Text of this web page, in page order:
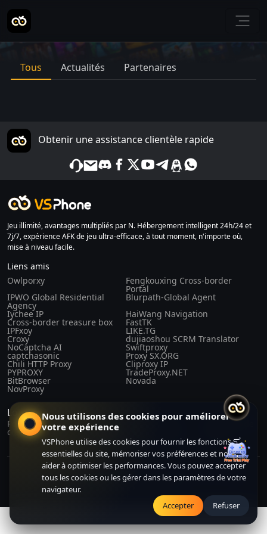
Tous Actualités Partenaires
Nous utilisons des cookies pour améliorer
votre expérience
VSPhone utilise des cookies pour fournir les fonctions
essentielles du site, mémoriser vos préférences et nous
aider à optimiser les performances. Vous pouvez accepter
tous les cookies ou les gérer dans les paramètres de votre
navigateur.
Accepter
Refuser
Obtenir une assistance clientèle rapide
Jeu illimité, avantages multipliés par N. Hébergement intelligent 24h/24 et
7j/7, expérience AFK de jeu ultra-efficace, à tout moment, n'importe où,
mise à niveau facile.
Liens amis
Owlporxy
Fengkouxing Cross-border
Portal
IPWO Global Residential
Agency
Blurpath-Global Agent
Iychee IP
HaiWang Navigation
Cross-border treasure box FastTK
IPFxoy LIKE.TG
Croxy dujiaoshou SCRM Translator
NoCaptcha AI Swiftproxy
captchasonic Proxy SX.ORG
Chili HTTP Proxy Cliproxy IP
PYPROXY TradeProxy.NET
BitBrowser Novada
NovProxy
Lois et règlements
Politique de
confidentialité
Accord
d'achat
Conditions À propos de
Copyright© 2024-2026 CLOUDFORGE SOLUTIONS PTE.LTD. All right